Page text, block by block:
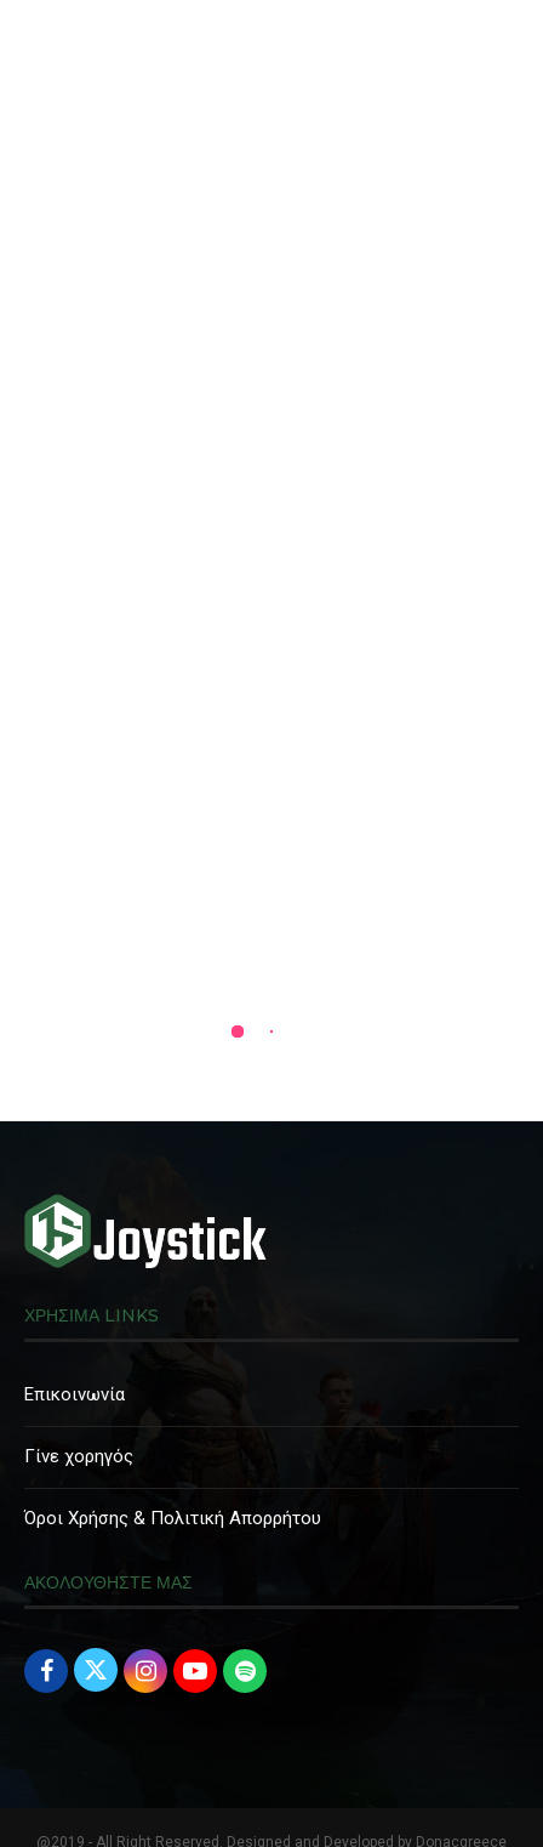
ΧΡΗΣΙΜΑ LINKS
Επικοινωνία
Γίνε χορηγός
Όροι Χρήσης & Πολιτική Απορρήτου
ΑΚΟΛΟΥΘΗΣΤΕ ΜΑΣ
@2019 - All Right Reserved. Designed and Developed by Donacgreece